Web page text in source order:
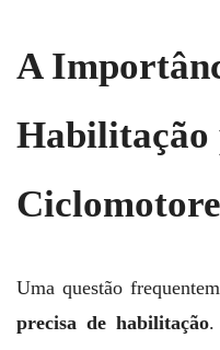
A
Habilitação
Uma questão
precisa de habilitação.